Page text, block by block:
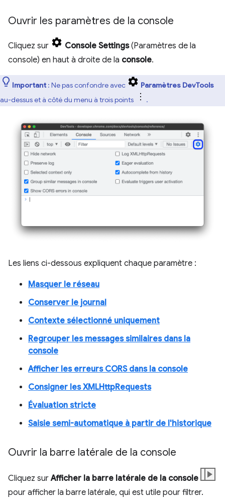
Ouvrir les paramètres de la console
Cliquez sur Console Settings(Paramètres de la
console) en haut à droite de la console.
Important : Ne pas confondre avec
Paramètres DevTools
au-dessus et à côté du menu à trois points
.
Les liens ci-dessous expliquent chaque paramètre :
Masquer le réseau
Conserver le journal
Contexte sélectionné uniquement
Regrouper les messages similaires dans la
console
Afficher les erreurs CORS dans la console
Consigner les XMLHttpRequests
Évaluation stricte
Saisie semi-automatique à partir de l'historique
Ouvrir la barre latérale de la console
Cliquez surAfficher la barre latérale de la console
pour afficher la barre latérale, qui est utile pour filtrer.